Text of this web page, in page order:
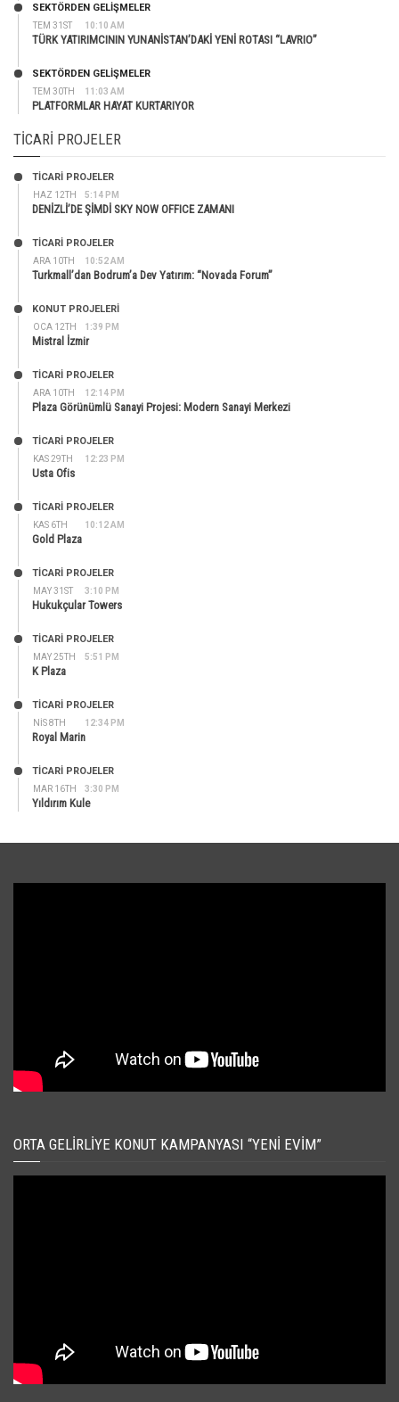
TEM 31ST 10:10 AM
SEKTÖRDEN GELIŞMELER
TÜRK YATIRIMCININ YUNANİSTAN’DAKİ YENİ ROTASI “LAVRIO”
TEM 30TH 11:03 AM
SEKTÖRDEN GELIŞMELER
PLATFORMLAR HAYAT KURTARIYOR
TICARI PROJELER
HAZ 12TH 5:14 PM
TİCARİ PROJELER
DENİZLİ’DE ŞİMDİ SKY NOW OFFICE ZAMANI
ARA 10TH 10:52 AM
TİCARİ PROJELER
Turkmall’dan Bodrum’a Dev Yatırım: “Novada Forum”
OCA 12TH 1:39 PM
KONUT PROJELERI
Mistral İzmir
ARA 10TH 12:14 PM
TİCARİ PROJELER
Plaza Görünümlü Sanayi Projesi: Modern Sanayi Merkezi
KAS 29TH 12:23 PM
TİCARİ PROJELER
Usta Ofis
KAS 6TH 10:12 AM
TİCARİ PROJELER
Gold Plaza
MAY 31ST 3:10 PM
TİCARİ PROJELER
Hukukçular Towers
MAY 25TH 5:51 PM
TİCARİ PROJELER
K Plaza
NIS 8TH 12:34 PM
TİCARİ PROJELER
Royal Marin
MAR 16TH 3:30 PM
TİCARİ PROJELER
Yıldırım Kule
ORTA GELIRLIYE KONUT KAMPANYASI “YENI EVIM”